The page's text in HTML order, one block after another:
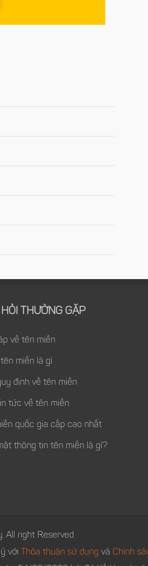
THƯỜNG GẶP
về tên miền
miền là gì
định về tên miền
tức về tên miền
quốc gia cấp cao nhất
thông tin tên miền là gì?
All right Reserved.
với Thỏa thuận sử dụng và Chính